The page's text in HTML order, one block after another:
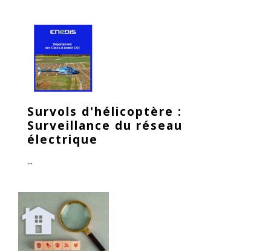
Survols d'hélicoptère :
Surveillance du réseau
électrique
...